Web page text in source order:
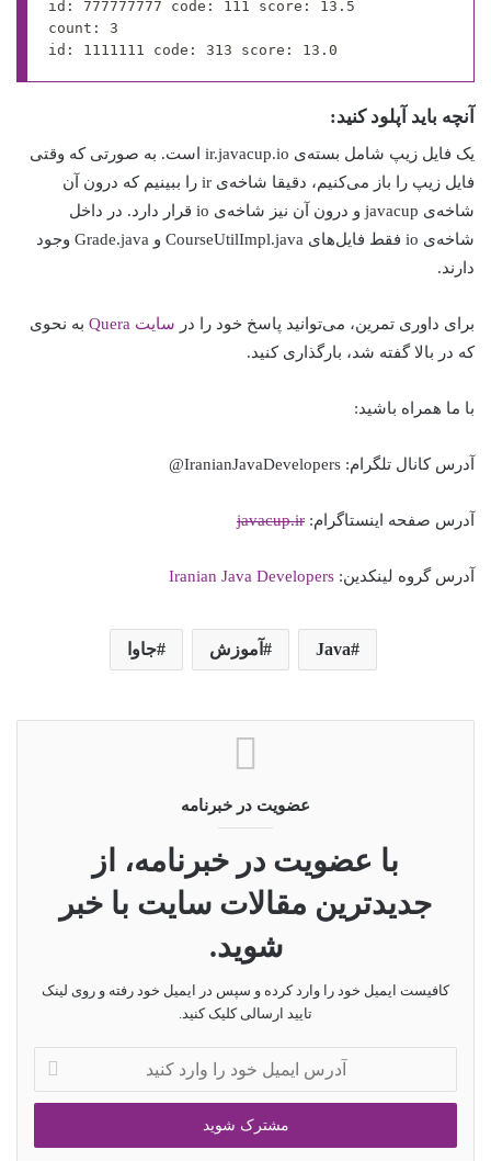
id: 777777777 code: 111 score: 13.5
count: 3
id: 1111111 code: 313 score: 13.0
آنچه باید آپلود کنید:
یک فایل زیپ شامل بسته‌ی ir.javacup.io است. به صورتی که وقتی
فایل زیپ را باز می‌کنیم، دقیقا شاخه‌ی ir را ببینیم که درون آن
شاخه‌ی javacup و درون آن نیز شاخه‌ی io قرار دارد. در داخل
شاخه‌ی io فقط فایل‌های CourseUtilImpl.java و Grade.java وجود
دارند.
برای داوری تمرین، می‌توانید پاسخ خود را در سایت Quera
به نحوی
که در بالا گفته شد، بارگذاری کنید.
با ما همراه باشید:
آدرس کانال تلگرام: IranianJavaDevelopers@
آدرس صفحه اینستاگرام: javacup.ir
آدرس گروه لینکدین: Iranian Java Developers
Java آموزش جاوا
عضویت در خبرنامه
با عضویت در خبرنامه، از
جدیدترین مقالات سایت با خبر
شوید.
کافیست ایمیل خود را وارد کرده و سپس در ایمیل خود رفته و روی لینک
تایید ارسالی کلیک کنید.